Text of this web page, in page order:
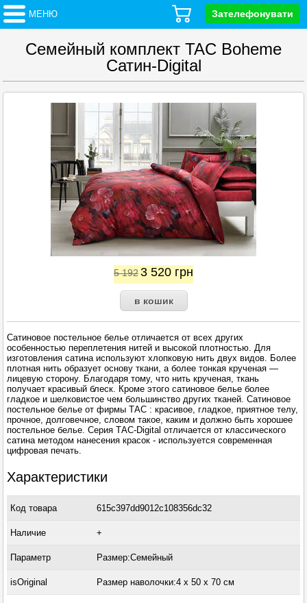
МЕНЮ Зателефонувати
Семейный комплект TAC Boheme
Сатин-Digital
5 1923 520 грн
Сатиновое постельное белье отличается от всех других
особенностью переплетения нитей и высокой плотностью. Для
изготовления сатина используют хлопковую нить двух видов. Более
плотная нить образует основу ткани, а более тонкая крученая —
лицевую сторону. Благодаря тому, что нить крученая, ткань
получает красивый блеск. Кроме этого сатиновое белье более
гладкое и шелковистое чем большинство других тканей. Сатиновое
постельное белье от фирмы ТАС : красивое, гладкое, приятное телу,
прочное, долговечное, словом такое, каким и должно быть хорошее
постельное белье. Серия ТАС-Digital отличается от классического
сатина методом нанесения красок - используется современная
цифровая печать.
Характеристики
Код товара 615c397dd9012c108356dc32
Наличие +
Параметр Размер:Семейный
isOriginal Размер наволочки:4 x 50 х 70 см